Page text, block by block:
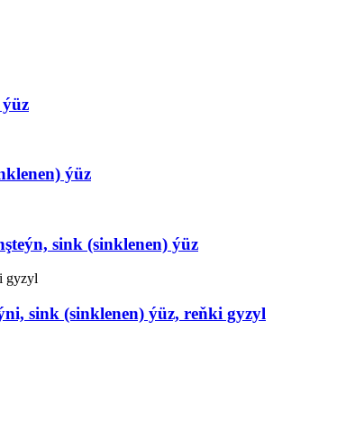
ýüz
sink (sinklenen) ýüz
sink (sinklenen) ýüz, reňki gyzyl